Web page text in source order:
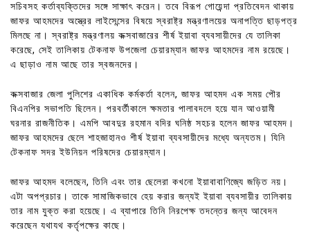
সচিবসহ কর্তাব্যক্তিদের সঙ্গে সাক্ষাৎ করেন। তবে বিরূপ গোয়েন্দা প্রতিবেদন থাকায়
জাফর আহমদের অস্ত্রের লাইসেন্সের বিষয়ে স্বরাষ্ট্র মন্ত্রণালয়ের অনাপত্তি ছাড়পত্র
মিলছে না। স্বরাষ্ট্র মন্ত্রণালয় কক্সবাজারের শীর্ষ ইয়াবা ব্যবসায়ীদের যে তালিকা
করেছে, সেই তালিকায় টেকনাফ উপজেলা চেয়ারম্যান জাফর আহমদের নাম রয়েছে।
এ ছাড়াও নাম আছে তার স্বজনদের।
কক্সবাজার জেলা পুলিশের একাধিক কর্মকর্তা বলেন, জাফর আহমদ এক সময় পৌর
বিএনপির সভাপতি ছিলেন। পরবর্তীকালে ক্ষমতার পালাবদলে হয়ে যান আওয়ামী
ঘরনার রাজনীতিক। এমপি আবদুর রহমান বদির ঘনিষ্ঠ সহচর হলেন জাফর আহমদ।
জাফর আহমদের ছেলে শাহজাহানও শীর্ষ ইয়াবা ব্যবসায়ীদের মধ্যে অন্যতম। যিনি
টেকনাফ সদর ইউনিয়ন পরিষদের চেয়ারম্যান।
জাফর আহমদ বলেছেন, তিনি এবং তার ছেলেরা কখনো ইয়াবাবাণিজ্যে জড়িত নয়।
এটা অপপ্রচার। তাকে সামাজিকভাবে হেয় করার জন্যই ইয়াবা ব্যবসায়ীর তালিকায়
তার নাম যুক্ত করা হয়েছে। এ ব্যাপারে তিনি নিরপেক্ষ তদন্তের জন্য আবেদন
করেছেন যথাযথ কর্তৃপক্ষের কাছে।